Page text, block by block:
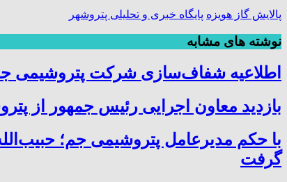
پالایش گاز هویزه پایگاه خبری و تحلیلی پتروشهر
نوشته های مشابه
اطلاعیه شفاف‌سازی شرکت پتروشیمی
بازدید معاون اجرایی رئیس جمهور از
با حکم مدیرعامل پتروشیمی جم؛
گرفت